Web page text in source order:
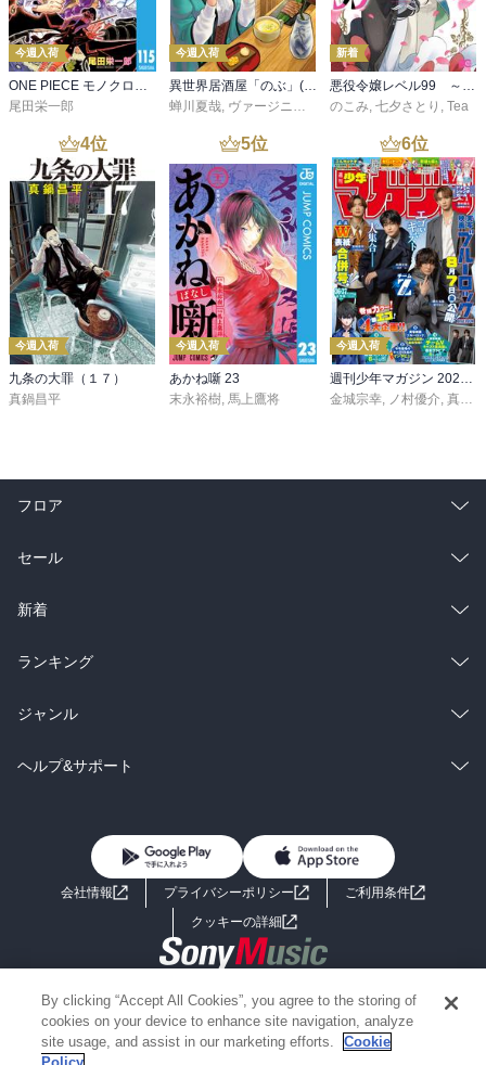
今週入荷
ONE PIECE モノクロ版 115
尾田栄一郎
今週入荷
異世界居酒屋「のぶ」(22)
蝉川夏哉, ヴァージニア二等兵 ,転
新着
悪役令嬢レベル99 ～私は裏ボスですが魔王ではありません～ その６
のこみ, 七夕さとり , Tea
4位
今週入荷
九条の大罪（１７）
真鍋昌平
5位
今週入荷
あかね噺 23
末永裕樹 馬上鷹将
6位
今週入荷
金城宗幸
ノ村優介 真島ヒロ
フロア
総合
ラノベ
雑誌・グラビア
BL・TL
セール
総合
ラノベ
雑誌・グラビア
BL・TL
新着
総合
ラノベ
雑誌・グラビア
ランキング
総合
ラノベ
ジャンル
コミック
ライトノベル 男子向けラノベ
小説
海外小説
ミステリー SF
ヘルプ&サポート
よくあるご質問 お問い合わせ
会社情報 プライバシーポリシー
ご利用条件
クッキーの詳細
Copyright 2017 - 2026 Sony Music Entertainment(Japan) Inc.
Information on the site is for the Japan domestic market only
powered by
By clicking “Accept All Cookies”, you agree to the storing of
cookies on your device to enhance site navigation, analyze
site usage, and assist in our marketing efforts.
Cookie